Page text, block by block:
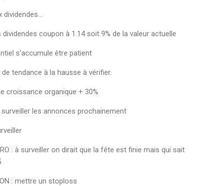
dividendes coupon à 1.14 soit 9% de la valeur actuelle
s'accumule être patient
tendance à la hausse à vérifier.
croissance organique + 30%
surveiller les annonces prochainement
: à surveiller on dirait que la fête est finie mais qui sait
: mettre un stoploss